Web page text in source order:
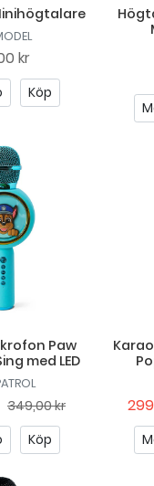
kr
Köp
Paw
med LED
349,00 kr
Köp